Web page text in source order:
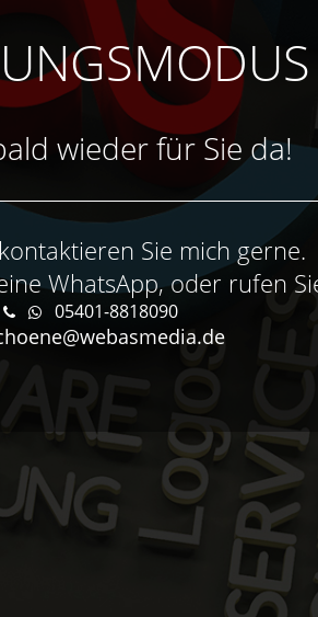
wieder für Sie da!
Sie mich gerne.
WhatsApp, oder rufen
05401-8818090